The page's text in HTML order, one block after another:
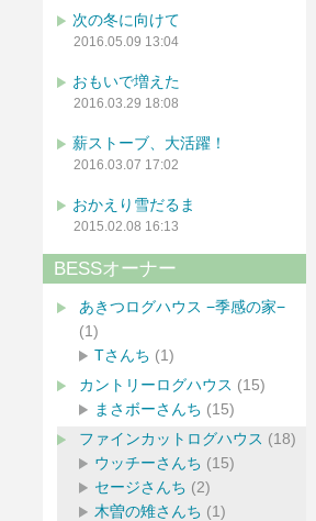
次の冬に向けて
2016.05.09 13:04
おもいで増えた
2016.03.29 18:08
薪ストーブ、大活躍！
2016.03.07 17:02
おかえり雪だるま
2015.02.08 16:13
BESSオーナー
あきつログハウス −季感の家−
(1)
Tさんち (1)
カントリーログハウス (15)
まさボーさんち (15)
ファインカットログハウス (18)
ウッチーさんち (15)
セージさんち (2)
木曽の雉さんち (1)